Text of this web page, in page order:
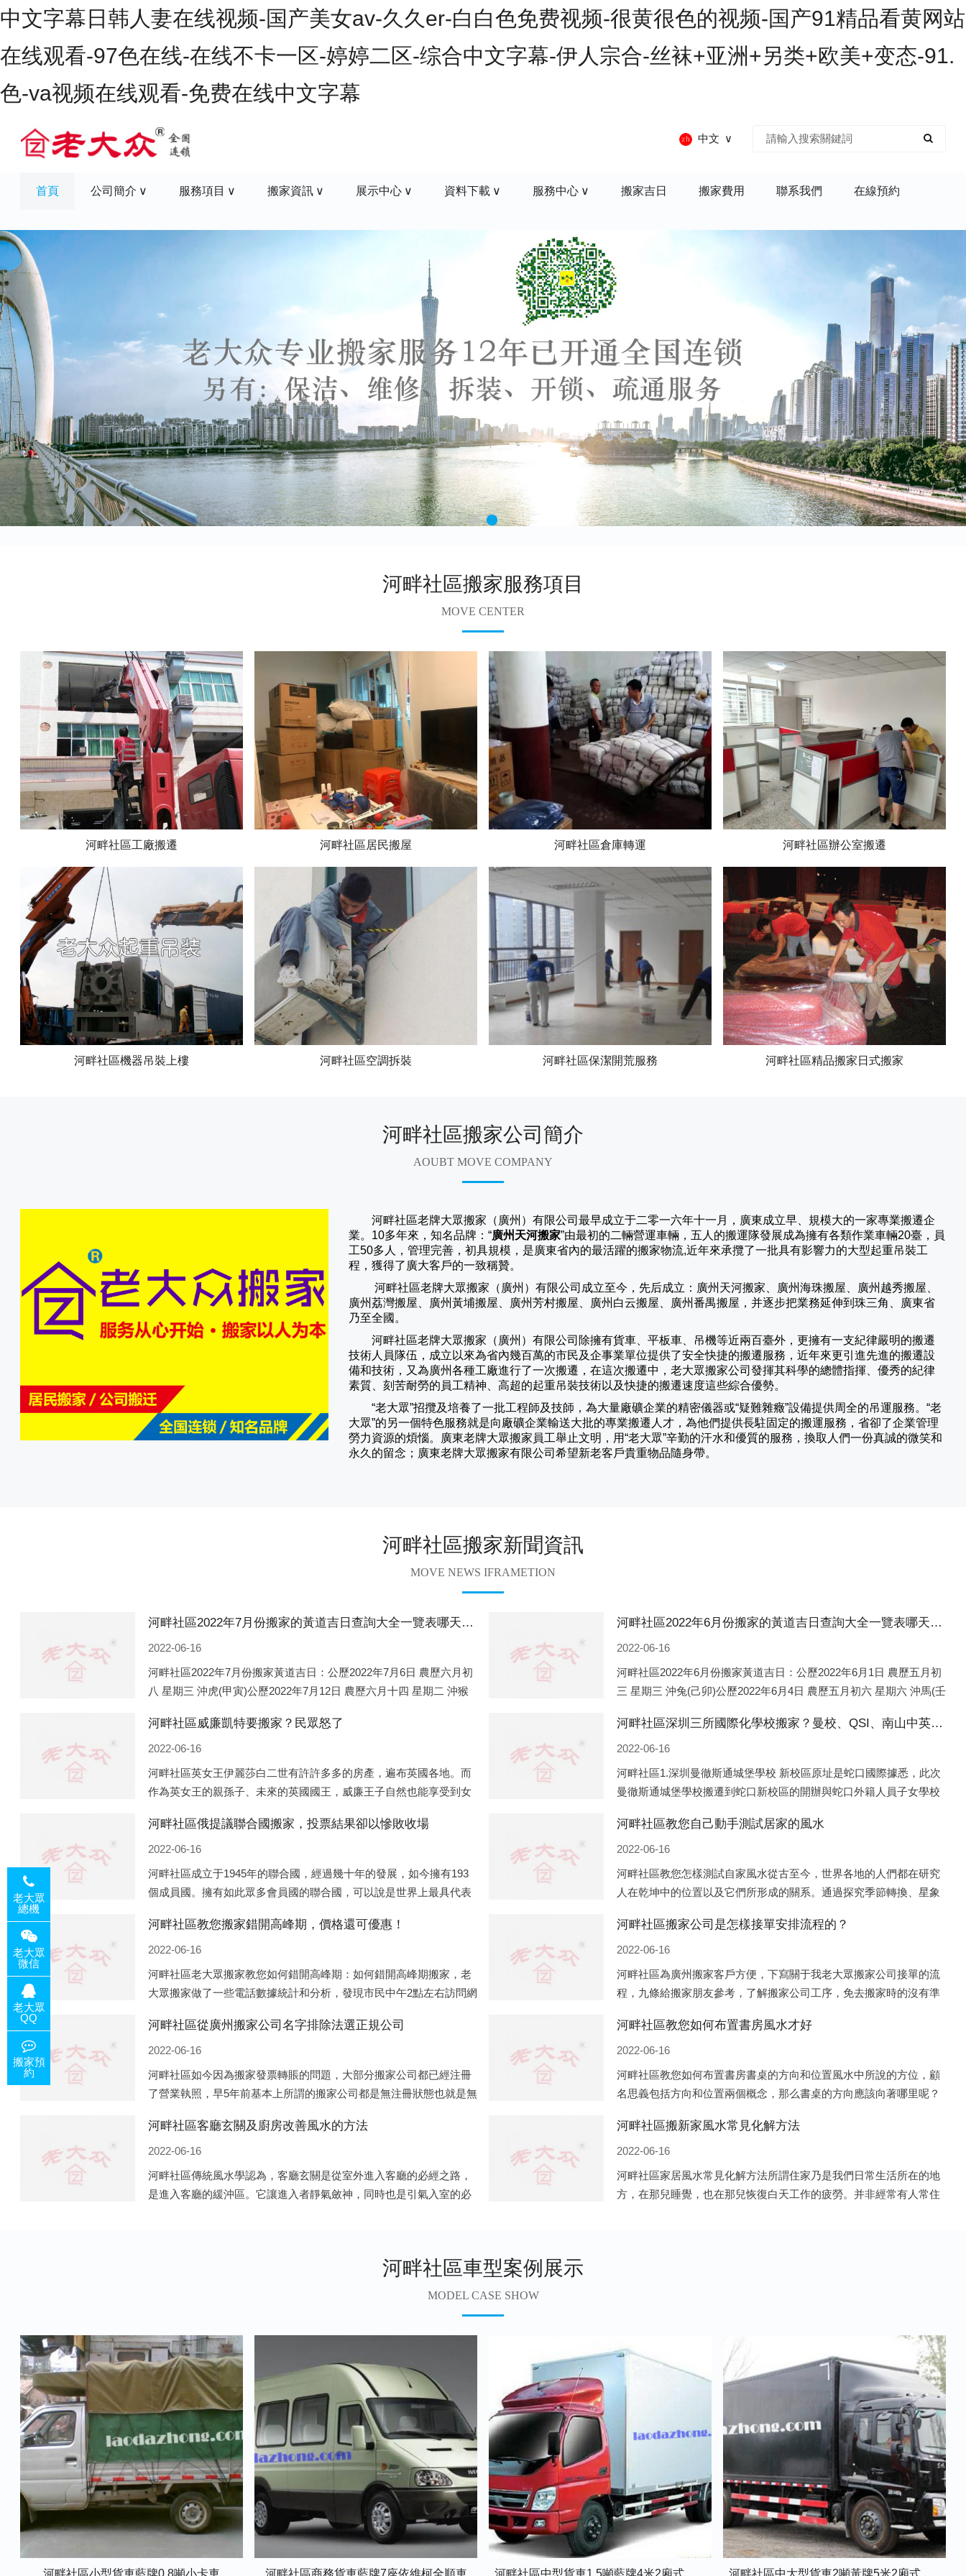
中文字幕日韩人妻在线视频-国产美女av-久久er-白白色免费视频-很黄很色的视频-国产91精品看黄网站
在线观看-97色在线-在线不卡一区-婷婷二区-综合中文字幕-伊人宗合-丝袜+亚洲+另类+欧美+变态-91.
色-va视频在线观看-免费在线中文字幕
中文
首頁 公司簡介 服務項目 搬家資訊 展示中心 資料下載 服務中心 搬家吉日 搬家費用 聯系我們 在線預約
河畔社區搬家服務項目
MOVE CENTER
河畔社區工廠搬遷 河畔社區居民搬屋 河畔社區倉庫轉運 河畔社區辦公室搬遷
河畔社區機器吊裝上樓 河畔社區空調拆裝 河畔社區保潔開荒服務 河畔社區精品搬家日式搬家
河畔社區搬家公司簡介
AOUBT MOVE COMPANY
河畔社區老牌大眾搬家（廣州）有限公司最早成立于二零一六年十一月，廣東成立早、規模大的一家專業搬遷企
業。10多年來，知名品牌：“廣州天河搬家”由最初的二輛營運車輛，五人的搬運隊發展成為擁有各類作業車輛20臺，員
工50多人，管理完善，初具規模，是廣東省內的最活躍的搬家物流,近年來承攬了一批具有影響力的大型起重吊裝工
程，獲得了廣大客戶的一致稱贊。
河畔社區老牌大眾搬家（ 廣州 ）有限公司成立至今，先后成立：廣州天河搬家、廣州海珠搬屋、廣州越秀搬屋、
廣州荔灣搬屋、廣州黃埔搬屋、廣州芳村搬屋、廣州白云搬屋、廣州番禺搬屋，并逐步把業務延伸到珠三角、廣東省
乃至全國。
河畔社區老牌大眾搬家（ 廣州 ）有限公司除擁有貨車、平板車、吊機等近兩百臺外，更擁有一支紀律嚴明的搬遷
技術人員隊伍，成立以來為省內幾百萬的市民及企事業單位提供了安全快捷的搬遷服務，近年來更引進先進的搬遷設
備和技術，又為廣州各種工廠進行了一次搬遷，在這次搬遷中，老大眾搬家公司發揮其科學的總體指揮、優秀的紀律
素質、刻苦耐勞的員工精神、高超的起重吊裝技術以及快捷的搬遷速度這些綜合優勢。
“老大眾”招攬及培養了一批工程師及技師，為大量廠礦企業的精密儀器或“疑難雜癥”設備提供周全的吊運服務。“老
大眾”的另一個特色服務就是向廠礦企業輸送大批的專業搬遷人才，為他們提供長駐固定的搬運服務，省卻了企業管理
勞力資源的煩惱。廣東老牌大眾搬家員工舉止文明，用“老大眾”辛勤的汗水和優質的服務，換取人們一份真誠的微笑和
永久的留念；廣東老牌大眾搬家有限公司希望新老客戶貴重物品隨身帶。
河畔社區搬家新聞資訊
MOVE NEWS IFRAMETION
河畔社區2022年7月份搬家的黃道吉日查詢大全一覽表哪天適合搬家好日子
2022-06-16
河畔社區2022年7月份搬家黃道吉日：公歷2022年7月6日 農歷六月初
八 星期三 沖虎(甲寅)公歷2022年7月12日 農歷六月十四 星期二 沖猴
河畔社區2022年6月份搬家的黃道吉日查詢大全一覽表哪天適合搬家好日子
2022-06-16
河畔社區2022年6月份搬家黃道吉日：公歷2022年6月1日 農歷五月初
三 星期三 沖兔(己卯)公歷2022年6月4日 農歷五月初六 星期六 沖馬(壬
河畔社區威廉凱特要搬家？民眾怒了
2022-06-16
河畔社區英女王伊麗莎白二世有許許多多的房產，遍布英國各地。而
作為英女王的親孫子、未來的英國國王，威廉王子自然也能享受到女
處是位于倫敦的肯辛頓宮，一處
河畔社區深圳三所國際化學校搬家？曼校、QSI、南山中英文搬走了
2022-06-16
河畔社區1.深圳曼徹斯通城堡學校 新校區原址是蛇口國際據悉，此次
曼徹斯通城堡學校搬遷到蛇口新校區的開辦與蛇口外籍人員子女學校
正式并入蛇口外籍
河畔社區俄提議聯合國搬家，投票結果卻以慘敗收場
2022-06-16
河畔社區成立于1945年的聯合國，經過幾十年的發展，如今擁有193
個成員國。擁有如此眾多會員國的聯合國，可以說是世界上最具代表
但以美國為首的西方國家
河畔社區教您自己動手測試居家的風水
2022-06-16
河畔社區教您怎樣測試自家風水從古至今，世界各地的人們都在研究
人在乾坤中的位置以及它們所形成的關系。通過探究季節轉換、星象
不同住宅中的人，其一生中的財
河畔社區教您搬家錯開高峰期，價格還可優惠！
2022-06-16
河畔社區老大眾搬家教您如何錯開高峰期：如何錯開高峰期搬家，老
大眾搬家做了一些電話數據統計和分析，發現市民中午2點左右訪問網
周日是最多的，網上QQ微
河畔社區搬家公司是怎樣接單安排流程的？
2022-06-16
河畔社區為廣州搬家客戶方便，下寫關于我老大眾搬家公司接單的流
程，九條給搬家朋友參考，了解搬家公司工序，免去搬家時的沒有準
電話咨詢，初步了解客戶搬 家
河畔社區從廣州搬家公司名字排除法選正規公司
2022-06-16
河畔社區如今因為搬家發票轉賬的問題，大部分搬家公司都已經注冊
了營業執照，早5年前基本上所謂的搬家公司都是無注冊狀態也就是無
般遍地開花，如：天眼查，企
河畔社區教您如何布置書房風水才好
2022-06-16
河畔社區教您如何布置書房書桌的方向和位置風水中所說的方位，顧
名思義包括方向和位置兩個概念，那么書桌的方向應該向著哪里呢？
將書桌也向著門放置即可；這
河畔社區客廳玄關及廚房改善風水的方法
2022-06-16
河畔社區傳統風水學認為，客廳玄關是從室外進入客廳的必經之路，
是進入客廳的緩沖區。它讓進入者靜氣斂神，同時也是引氣入室的必
河畔社區搬新家風水常見化解方法
2022-06-16
河畔社區家居風水常見化解方法所謂住家乃是我們日常生活所在的地
方，在那兒睡覺，也在那兒恢復白天工作的疲勞。并非經常有人常住
河畔社區車型案例展示
MODEL CASE SHOW
河畔社區小型貨車藍牌0.8噸小卡車 河畔社區商務貨車藍牌7座依維柯全順車
老大眾
總機
老大眾
微信
老大眾
QQ
搬家預
約